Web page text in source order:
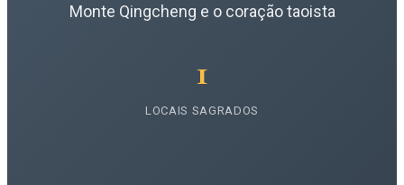
Monte Qingcheng e o coração taoista
1
LOCAIS SAGRADOS